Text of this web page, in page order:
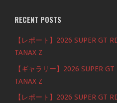
RECENT POSTS
【レポート】2026 SUPER GT
TANAX Z
【ギャラリー】2026 SUPER
TANAX Z
【レポート】2026 SUPER GT